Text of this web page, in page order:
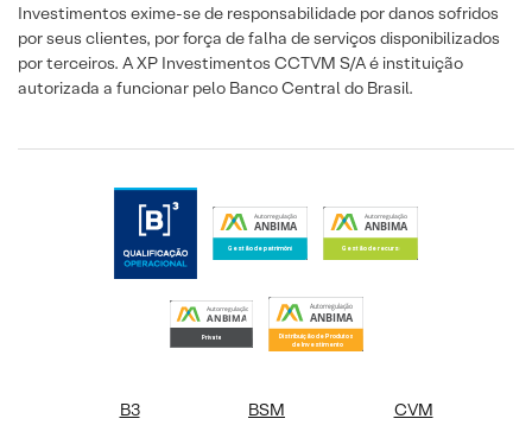
Investimentos exime-se de responsabilidade por danos sofridos
por seus clientes, por força de falha de serviços disponibilizados
por terceiros. A XP Investimentos CCTVM S/A é instituição
autorizada a funcionar pelo Banco Central do Brasil.
B3 BSM
CVM